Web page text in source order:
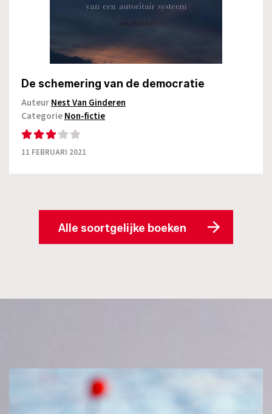
De schemering van de democratie
AuteurNest Van Ginderen
CategorieNon-fictie
11 FEBRUARI 2021
Alle soortgelijke boeken